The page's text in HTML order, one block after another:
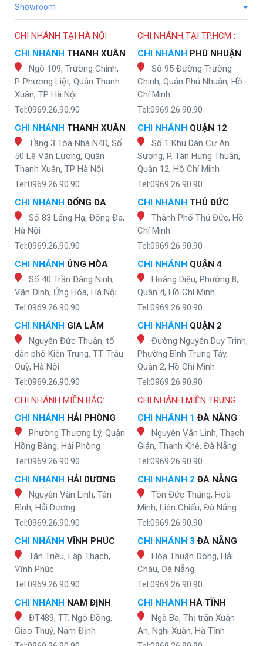
Showroom
CHI NHÁNH TẠI HÀ NỘI :
CHI NHÁNH THANH XUÂN
Ngõ 109, Trường Chinh,
P. Phương Liệt, Quận Thanh
Xuân, TP Hà Nội
Tel:0969.26.90.90
CHI NHÁNH THANH XUÂN
Tầng 3 Tòa Nhà N4D, Số
50 Lê Văn Lương, Quận
Thanh Xuân, TP Hà Nội
Tel:0969.26.90.90
CHI NHÁNH ĐỐNG ĐA
Số 83 Láng Hạ, Đống Đa,
Hà Nội
Tel:0969.26.90.90
CHI NHÁNH ỨNG HÒA
Số 40 Trần Đăng Ninh,
Vân Đình, Ứng Hòa, Hà Nội
Tel:0969.26.90.90
CHI NHÁNH GIA LÂM
Nguyễn Đức Thuận, tổ
dân phố Kiên Trung, TT. Trâu
Quỳ, Hà Nội
Tel:0969.26.90.90
CHI NHÁNH TẠI TP.HCM :
CHI NHÁNH PHÚ NHUẬN
Số 95 Đường Trường
Chinh, Quận Phú Nhuận, Hồ
Chí Minh
Tel:0969.26.90.90
CHI NHÁNH QUẬN 12
Số 1 Khu Dân Cư An
Sương, P. Tân Hưng Thuận,
Quận 12, Hồ Chí Minh
Tel:0969.26.90.90
CHI NHÁNH THỦ ĐỨC
Thành Phố Thủ Đức, Hồ
Chí Minh
Tel:0969.26.90.90
CHI NHÁNH QUẬN 4
Hoàng Diệu, Phường 8,
Quận 4, Hồ Chí Minh
Tel:0969.26.90.90
CHI NHÁNH QUẬN 2
Đường Nguyễn Duy Trinh,
Phường Bình Trưng Tây,
Quận 2, Hồ Chí Minh
Tel:0969.26.90.90
CHI NHÁNH MIỀN BẮC:
CHI NHÁNH HẢI PHÒNG
Phường Thượng Lý, Quận
Hồng Bàng, Hải Phòng
Tel:0969.26.90.90
CHI NHÁNH HẢI DƯƠNG
Nguyễn Văn Linh, Tân
Bình, Hải Dương
Tel:0969.26.90.90
CHI NHÁNH VĨNH PHÚC
Tân Triều, Lập Thạch,
Vĩnh Phúc
Tel:0969.26.90.90
CHI NHÁNH NAM ĐỊNH
ĐT489, TT. Ngô Đồng,
Giao Thuỷ, Nam Định
CHI NHÁNH MIỀN TRUNG:
CHI NHÁNH 1 ĐÀ NẴNG
Nguyễn Văn Linh, Thạch
Gián, Thanh Khê, Đà Nẵng
Tel:0969.26.90.90
CHI NHÁNH 2 ĐÀ NẴNG
Tôn Đức Thắng, Hoà
Minh, Liên Chiểu, Đà Nẵng
Tel:0969.26.90.90
CHI NHÁNH 3 ĐÀ NẴNG
Hòa Thuận Đông, Hải
Châu, Đà Nẵng
Tel:0969.26.90.90
CHI NHÁNH HÀ TĨNH
Ngã Ba, Thị trấn Xuân
An, Nghi Xuân, Hà Tĩnh